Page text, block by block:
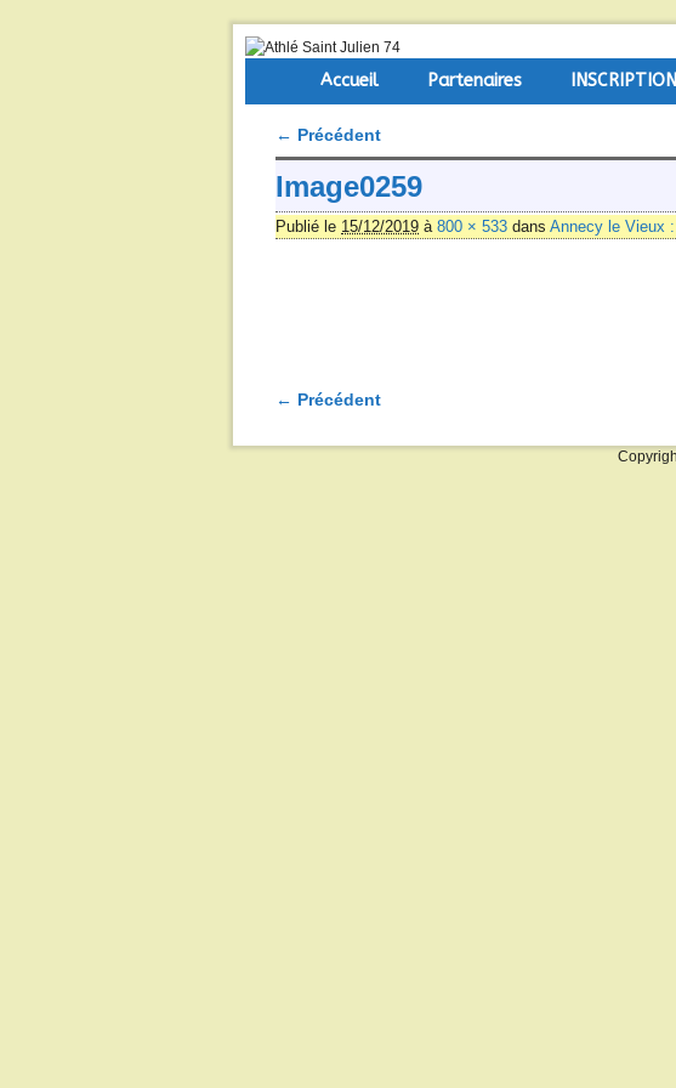
Skip to primary content
Aller au contenu secondaire
Accueil Partenaires
Navigation des images
← Précédent
Image0259
Publié le 15/12/2019 à 800 × 533 dans Annecy le Vieux
Navigation des images
← Précédent